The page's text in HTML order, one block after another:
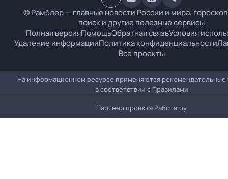
© Рамблер — главные новости России и мира,
поиск и другие полезные сервисы
Полная версияПомощьОбратная связьУсловия
Удаление информацииПолитика конфиденциальности
Все проекты
На информационном ресурсе применяются рекомендательные
в соответствии с Правилами
Партнер проекта Работа.ру